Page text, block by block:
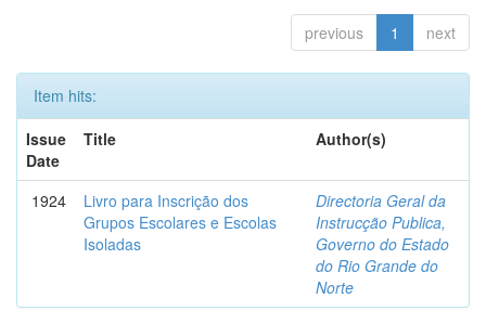
previous 1 next
Item hits:
Issue
Date
Title Author(s)
1924
Livro para Inscrição dos
Grupos Escolares e Escolas
Isoladas
Directoria Geral da
Instrucção Publica,
Governo do Estado
do Rio Grande do
Norte